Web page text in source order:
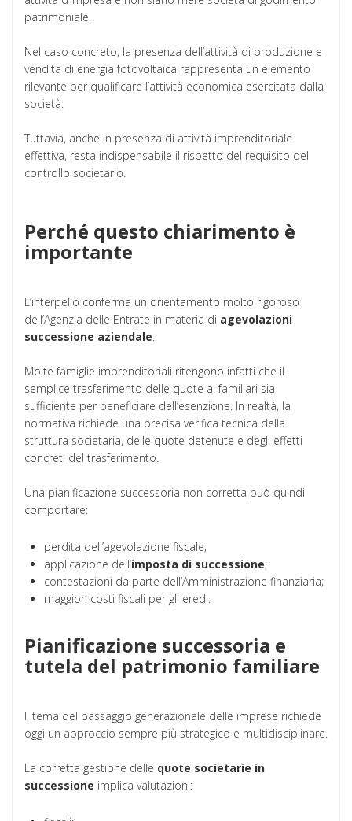
patrimoniale.
Nel caso concreto, la presenza dell’attività di produzione e
vendita di energia fotovoltaica rappresenta un elemento
rilevante per qualificare l’attività economica esercitata dalla
società.
Tuttavia, anche in presenza di attività imprenditoriale
effettiva, resta indispensabile il rispetto del requisito del
controllo societario.
Perché questo chiarimento è
importante
L’interpello conferma un orientamento molto rigoroso
dell’Agenzia delle Entrate in materia di agevolazioni
successione aziendale.
Molte famiglie imprenditoriali ritengono infatti che il
semplice trasferimento delle quote ai familiari sia
sufficiente per beneficiare dell’esenzione. In realtà, la
normativa richiede una precisa verifica tecnica della
struttura societaria, delle quote detenute e degli effetti
concreti del trasferimento.
Una pianificazione successoria non corretta può quindi
comportare:
perdita dell’agevolazione fiscale;
applicazione dell’imposta di successione;
contestazioni da parte dell’Amministrazione finanziaria;
maggiori costi fiscali per gli eredi.
Pianificazione successoria e
tutela del patrimonio familiare
Il tema del passaggio generazionale delle imprese richiede
oggi un approccio sempre più strategico e multidisciplinare.
La corretta gestione delle quote societarie in
successione implica valutazioni: